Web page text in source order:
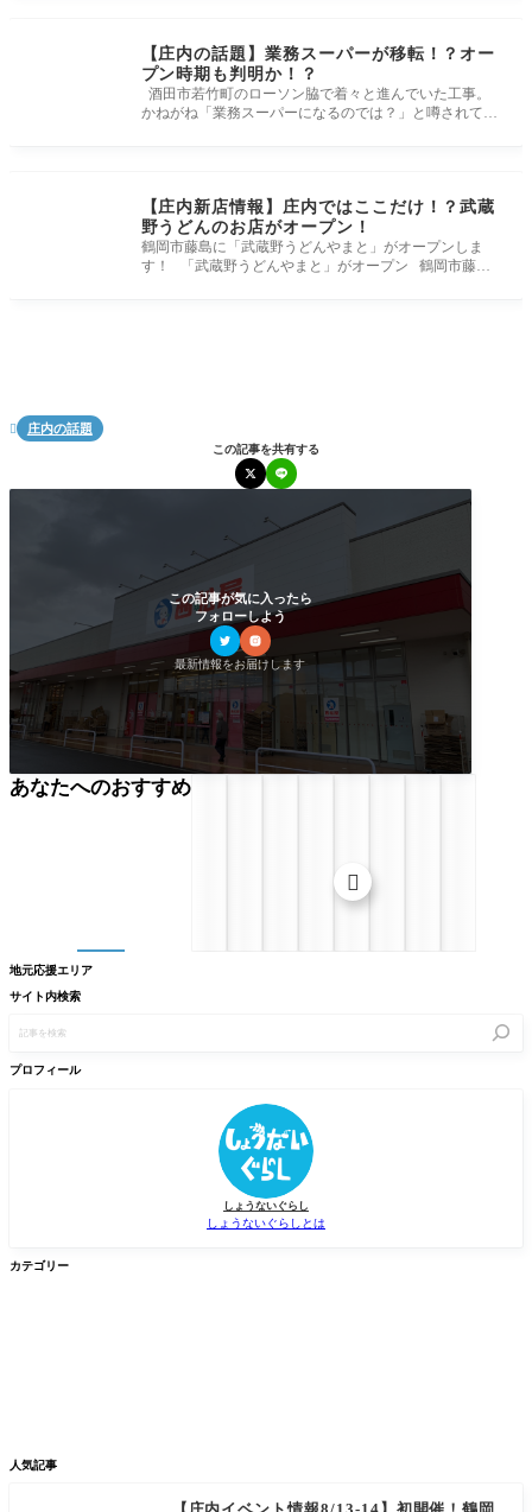
【庄内の話題】業務スーパーが移転！？オー
プン時期も判明か！？
酒田市若竹町のローソン脇で着々と進んでいた工事。
かねがね「業務スーパーになるのでは？」と噂されてい
【庄内新店情報】庄内ではここだけ！？武蔵
野うどんのお店がオープン！
鶴岡市藤島に「武蔵野うどんやまと」がオープンしま
す！ 「武蔵野うどんやまと」がオープン 鶴岡市藤島
 庄内の話題
この記事を共有する
この記事が気に入ったら
フォローしよう
最新情報をお届けします
地元応援エリア
サイト内検索
検
プロフィール
しょうないぐらし
しょうないぐらしとは
カテゴリー
人気記事
あなたへのおすすめ
